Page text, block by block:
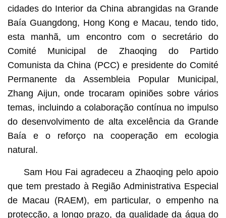
cidades do Interior da China abrangidas na Grande
Baía Guangdong, Hong Kong e Macau, tendo tido,
esta manhã, um encontro com o secretário do
Comité Municipal de Zhaoqing do Partido
Comunista da China (PCC) e presidente do Comité
Permanente da Assembleia Popular Municipal,
Zhang Aijun, onde trocaram opiniões sobre vários
temas, incluindo a colaboração contínua no impulso
do desenvolvimento de alta excelência da Grande
Baía e o reforço na cooperação em ecologia
natural.
Sam Hou Fai agradeceu a Zhaoqing pelo apoio
que tem prestado à Região Administrativa Especial
de Macau (RAEM), em particular, o empenho na
protecção, a longo prazo, da qualidade da água do